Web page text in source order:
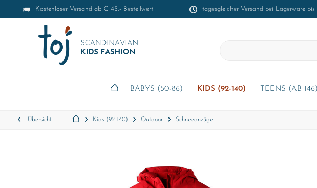
Kostenloser Versand ab € 45,- Bestellwert tagesgleicher Versand bei Lagerware bis
BABYS (50-86) KIDS (92-140) TEENS (AB 146)
Übersicht Kids (92-140) Outdoor Schneeanzüge